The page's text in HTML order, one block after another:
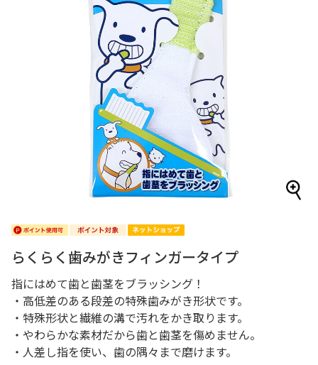
らくらく歯みがきフィンガータイプ
指にはめて歯と歯茎をブラッシング！
・高低差のある段差の特殊歯みがき形状です。
・特殊形状と繊維の溝で汚れをかき取ります。
・やわらかな素材だから歯と歯茎を傷めません。
・人差し指を使い、歯の隅々まで磨けます。